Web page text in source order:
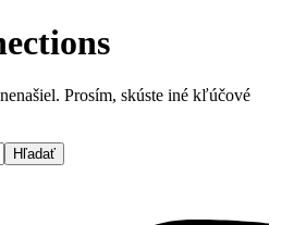
Prosím, skúste iné kľúčové